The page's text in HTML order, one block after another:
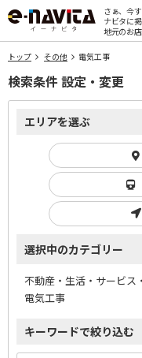
さぁ、今
ナビタに
地元のお
トップ その他 電気工事
検索条件 設定・変更
エリアを選ぶ
選択中のカテゴリー
不動産・生活・サービス
電気工事
キーワードで絞り込む